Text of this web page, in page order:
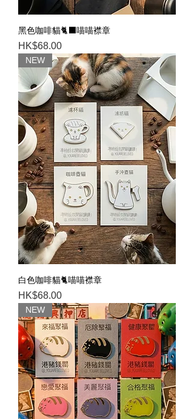
黑色咖啡貓🐈‍⬛喵喵襟章
Price
HK$68.00
NEW
白色咖啡貓🐈喵喵襟章
Price
HK$68.00
NEW